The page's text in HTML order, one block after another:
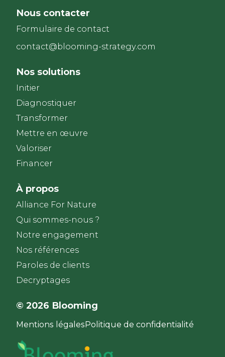
Nous contacter
Formulaire de contact
contact@blooming-strategy.com
Nos solutions
Initier
Diagnostiquer
Transformer
Mettre en œuvre
Valoriser
Financer
À propos
Alliance For Nature
Qui sommes-nous ?
Notre engagement
Nos références
Paroles de clients​
Decryptages
© 2026 Blooming
Mentions légalesPolitique de confidentialité